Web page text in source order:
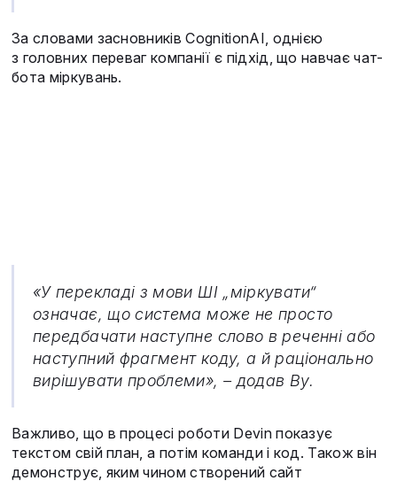
За словами засновників CognitionAI, однією
з головних переваг компанії є підхід, що навчає чат-
бота міркувань.
«У перекладі з мови ШІ „міркувати“
означає, що система може не просто
передбачати наступне слово в реченні або
наступний фрагмент коду, а й раціонально
вирішувати проблеми», – додав Ву.
Важливо, що в процесі роботи Devin показує
текстом свій план, а потім команди і код. Також він
демонструє, яким чином створений сайт